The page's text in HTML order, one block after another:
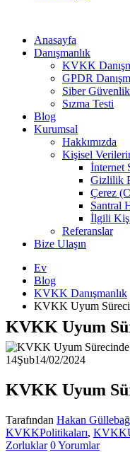
Anasayfa
Danışmanlık
KVKK
GPDR
Siber Güvenlik
Sızma Testi
Blog
Kurumsal
Hakkımızda
Kişisel
İnternet
Gizlilik
Çerez
Santral
İlgili
Referanslar
Bize Ulaşın
Ev
Blog
KVKK Danışmanlık
KVKK Uyum
KVKK Uyum
14Şub14/02/2024
KVKK Uyum
Tarafından Hakan
KVKKPolitikaları,
Zorluklar 0 Yorumlar